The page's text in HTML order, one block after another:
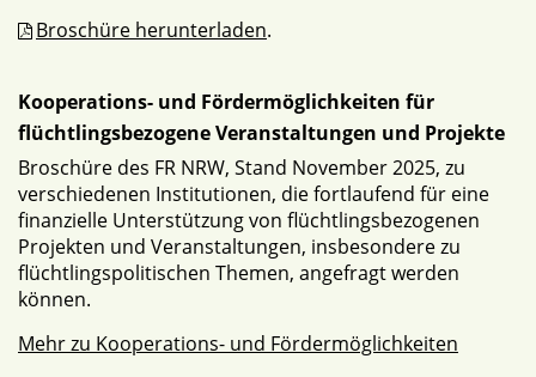
Broschüre herunterladen.
Kooperations- und Fördermöglichkeiten für
flüchtlingsbezogene Veranstaltungen und Projekte
Broschüre des FR NRW, Stand November 2025, zu
verschiedenen Institutionen, die fortlaufend für eine
finanzielle Unterstützung von flüchtlingsbezogenen
Projekten und Veranstaltungen, insbesondere zu
flüchtlingspolitischen Themen, angefragt werden
können.
Mehr zu Kooperations- und Fördermöglichkeiten